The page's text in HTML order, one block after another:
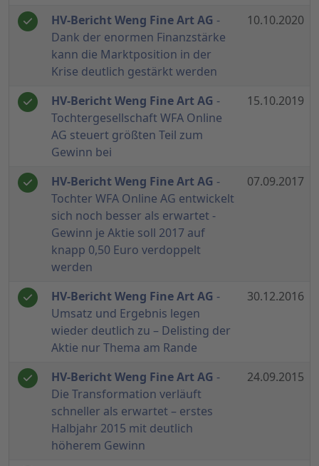
HV-Bericht Weng Fine Art AG -
Dank der enormen Finanzstärke
kann die Marktposition in der
Krise deutlich gestärkt werden
10.10.2020
HV-Bericht Weng Fine Art AG -
Tochtergesellschaft WFA Online
AG steuert größten Teil zum
Gewinn bei
15.10.2019
HV-Bericht Weng Fine Art AG -
Tochter WFA Online AG entwickelt
sich noch besser als erwartet -
Gewinn je Aktie soll 2017 auf
knapp 0,50 Euro verdoppelt
werden
07.09.2017
HV-Bericht Weng Fine Art AG -
Umsatz und Ergebnis legen
wieder deutlich zu – Delisting der
Aktie nur Thema am Rande
30.12.2016
HV-Bericht Weng Fine Art AG -
Die Transformation verläuft
schneller als erwartet – erstes
Halbjahr 2015 mit deutlich
höherem Gewinn
24.09.2015